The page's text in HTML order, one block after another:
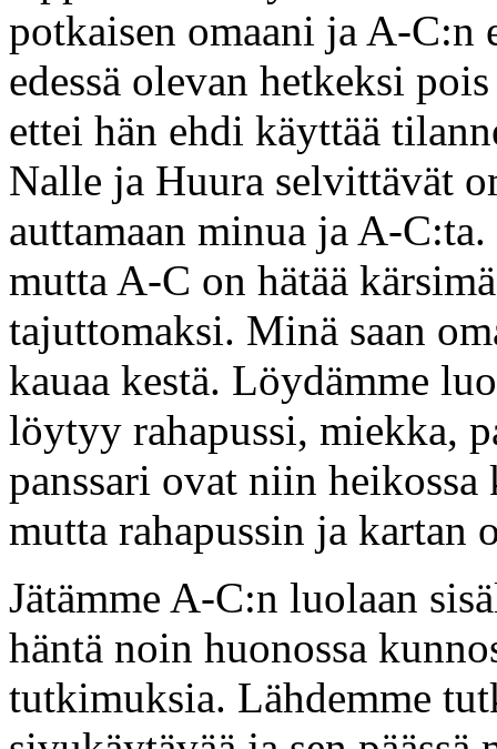
potkaisen omaani ja A-C:n
edessä olevan hetkeksi
ettei hän ehdi käyttää
Nalle ja Huura selvittävät
auttamaan minua ja A-
mutta A-C on hätää
tajuttomaksi. Minä saan
kauaa kestä. Löydämme
löytyy rahapussi, miekka,
panssari ovat niin heikossa
mutta rahapussin ja kartan
Jätämme A-C:n luolaan
häntä noin huonossa
tutkimuksia. Lähdemme